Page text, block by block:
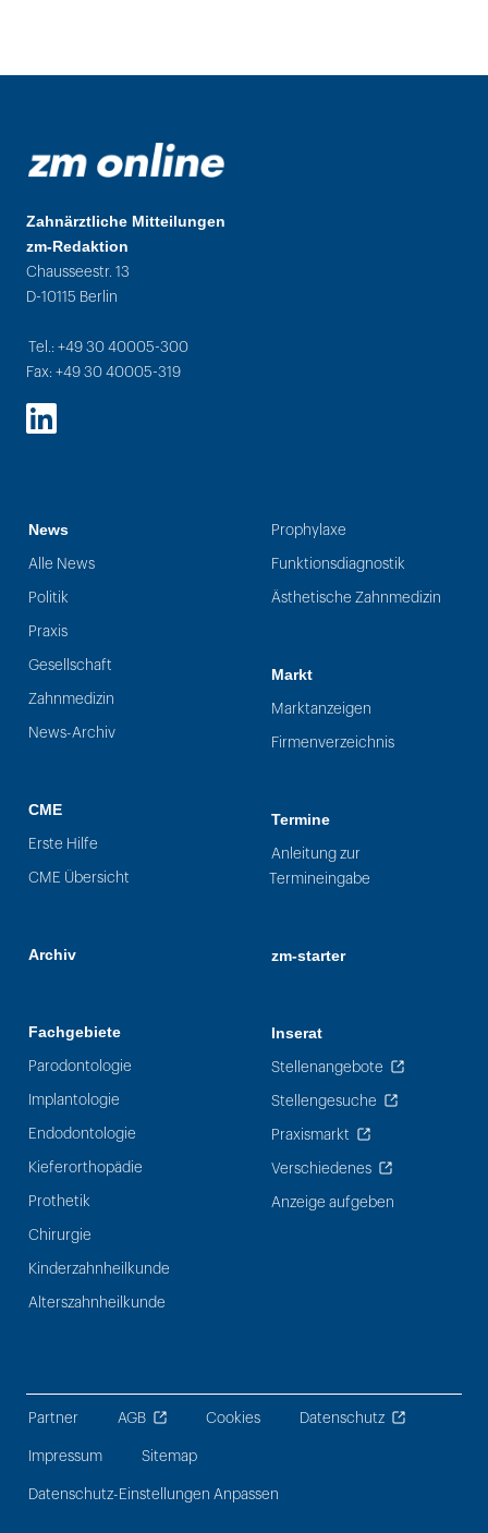
Zahnärztliche Mitteilungen
zm-Redaktion
Chausseestr. 13
D-10115 Berlin
Tel.: +49 30 40005-300
Fax: +49 30 40005-319
LinkedIn
News
Alle News
Politik
Praxis
Gesellschaft
Zahnmedizin
News-Archiv
CME
Erste Hilfe
CME Übersicht
Archiv
Fachgebiete
Parodontologie
Implantologie
Endodontologie
Kieferorthopädie
Prothetik
Chirurgie
Kinderzahnheilkunde
Alterszahnheilkunde
Prophylaxe
Funktionsdiagnostik
Ästhetische Zahnmedizin
Markt
Marktanzeigen
Firmenverzeichnis
Termine
Anleitung zur
Termineingabe
zm-starter
Inserat
Stellenangebote
Stellengesuche
Praxismarkt
Verschiedenes
Anzeige aufgeben
Partner AGB Cookies Datenschutz
Impressum Sitemap
Datenschutz-Einstellungen Anpassen